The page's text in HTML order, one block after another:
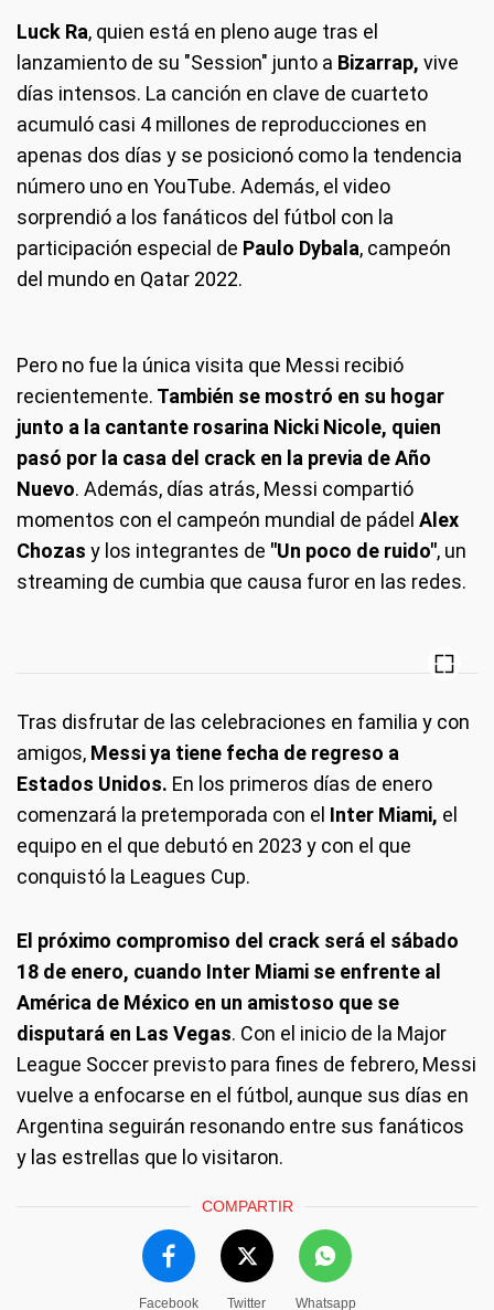
Luck Ra, quien está en pleno auge tras el
lanzamiento de su "Session" junto a Bizarrap, vive
días intensos. La canción en clave de cuarteto
acumuló casi 4 millones de reproducciones en
apenas dos días y se posicionó como la tendencia
número uno en YouTube. Además, el video
sorprendió a los fanáticos del fútbol con la
participación especial de Paulo Dybala, campeón
del mundo en Qatar 2022.
Pero no fue la única visita que Messi recibió
recientemente. También se mostró en su hogar
junto a la cantante rosarina Nicki Nicole, quien
pasó por la casa del crack en la previa de Año
Nuevo. Además, días atrás, Messi compartió
momentos con el campeón mundial de pádel Alex
Chozas y los integrantes de "Un poco de ruido", un
streaming de cumbia que causa furor en las redes.
Tras disfrutar de las celebraciones en familia y con
amigos, Messi ya tiene fecha de regreso a
Estados Unidos. En los primeros días de enero
comenzará la pretemporada con el Inter Miami, el
equipo en el que debutó en 2023 y con el que
conquistó la Leagues Cup.
El próximo compromiso del crack será el sábado
18 de enero, cuando Inter Miami se enfrente al
América de México en un amistoso que se
disputará en Las Vegas. Con el inicio de la Major
League Soccer previsto para fines de febrero, Messi
vuelve a enfocarse en el fútbol, aunque sus días en
Argentina seguirán resonando entre sus fanáticos
y las estrellas que lo visitaron.
COMPARTIR
Facebook Twitter Whatsapp